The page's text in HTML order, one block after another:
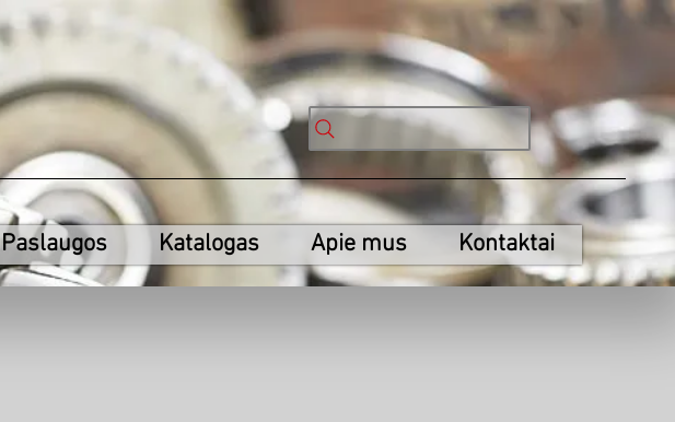
Paslaugos Katalogas Apie mus Kontaktai